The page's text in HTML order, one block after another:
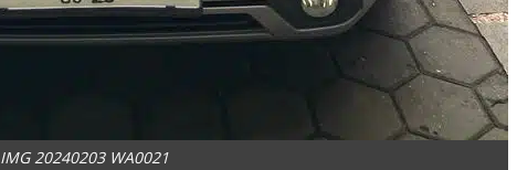
IMG 20240203 WA0021